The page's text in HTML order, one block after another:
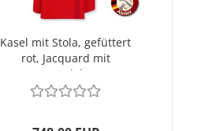
Kasel mit Stola, gefüttert
rot, Jacquard mit
Kreuzdekor